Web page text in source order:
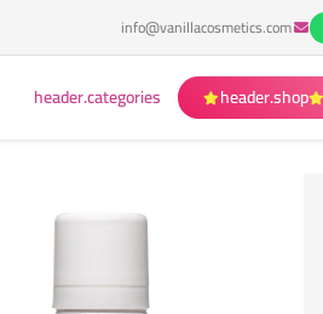
info@vanillacosmetics.com
header.shop
header.categories